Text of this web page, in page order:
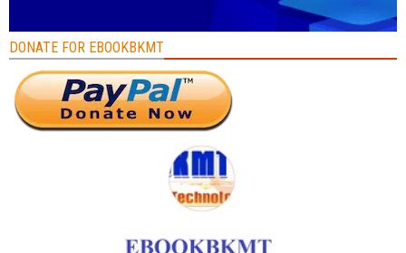
DONATE FOR EBOOKBKMT